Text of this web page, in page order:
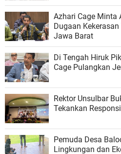
Azhari Cage Minta
Dugaan
Jawa Barat
Di Tengah Hiruk
Cage Pulangkan
Rektor Unsulbar
Tekankan
Pemuda Desa
Lingkungan dan